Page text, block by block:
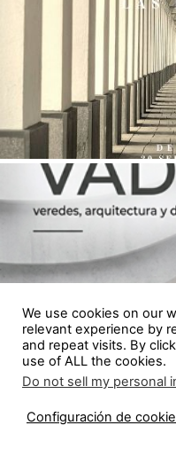
We use cookies on our
relevant experience by
and repeat visits. By
use of ALL the cookies.
Do not sell my personal
Configuración de